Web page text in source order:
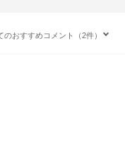
のおすすめコメント（2件）